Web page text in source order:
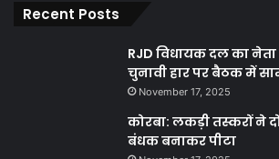
Recent Posts
RJD विधायक दल का
चुनावी हार पर बैठक में
November 17, 2025
कोरबा: लकड़ी तस्करों ने
बंधक बनाकर पीटा